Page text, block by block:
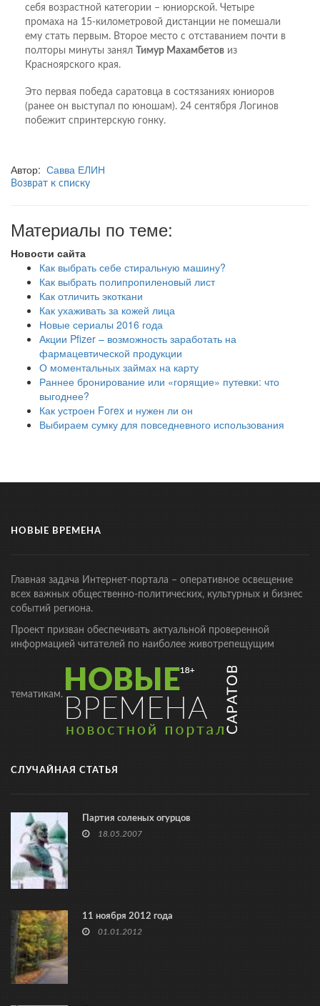
себя возрастной категории – юниорской. Четыре
промаха на 15-километровой дистанции не помешали
ему стать первым. Второе место с отставанием почти в
полторы минуты занял Тимур Махамбетов из
Красноярского края.
Это первая победа саратовца в состязаниях юниоров
(ранее он выступал по юношам). 24 сентября Логинов
побежит спринтерскую гонку.
Автор: Савва ЕЛИН
Возврат к списку
Материалы по теме:
Новости сайта
Как выбрать себе стиральную машину?
Как выбрать полипропиленовый лист
Как отличить экоткани
Как ухаживать за кожей лица
Новые сериалы 2016 года
Акции Pfizer – возможность заработать на
фармацевтической продукции
О моментальных займах на карту
Раннее бронирование или «горящие» путевки: что
выгоднее?
Как устроен Forex и нужен ли он
Выбираем сумку для повседневного использования
НОВЫЕ ВРЕМЕНА
Главная задача Интернет-портала – оперативное освещение
всех важных общественно-политических, культурных и бизнес
событий региона.
Проект призван обеспечивать актуальной проверенной
информацией читателей по наиболее животрепещущим
тематикам.
СЛУЧАЙНАЯ СТАТЬЯ
Партия соленых огурцов
18.05.2007
11 ноября 2012 года
01.01.2012